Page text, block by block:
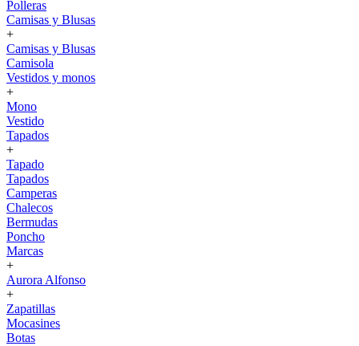
Polleras
Camisas y Blusas
+
Camisas y Blusas
Camisola
Vestidos y monos
+
Mono
Vestido
Tapados
+
Tapado
Tapados
Camperas
Chalecos
Bermudas
Poncho
Marcas
+
Aurora Alfonso
+
Zapatillas
Mocasines
Botas